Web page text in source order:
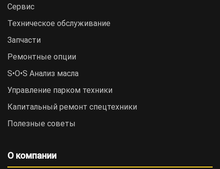
Сервис
Техническое обслуживание
Запчасти
Ремонтные опции
S•O•S Анализ масла
Управление парком техники
Капитальный ремонт спецтехники
Полезные советы
О компании